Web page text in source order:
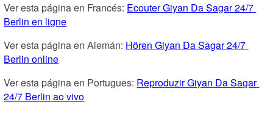
Ver esta página en Francés: Ecouter Giyan Da Sagar 24/7
Berlin en ligne
Ver esta página en Alemán: Hören Giyan Da Sagar 24/7
Berlin online
Ver esta página en Portugues: Reproduzir Giyan Da Sagar
24/7 Berlin ao vivo